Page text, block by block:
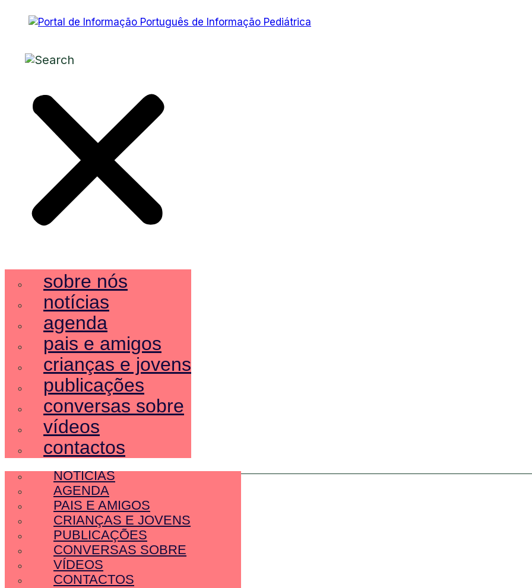
sobre nós
notícias
agenda
pais e amigos
crianças e jovens
publicações
conversas sobre
vídeos
contactos
SOBRE NÓS
NOTÍCIAS
AGENDA
PAIS E AMIGOS
CRIANÇAS E JOVENS
PUBLICAÇÕES
CONVERSAS SOBRE
VÍDEOS
CONTACTOS